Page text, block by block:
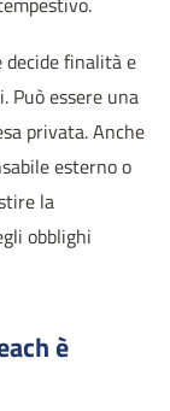
finalità e
Può essere una
privata. Anche
esterno o
la
obblighi
è